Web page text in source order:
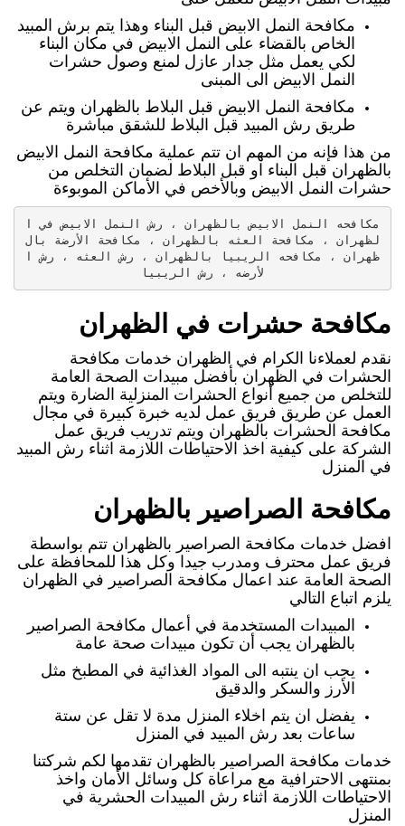
مكافحة النمل الابيض قبل البناء وهذا يتم برش المبيد
الخاص بالقضاء على النمل الابيض في مكان البناء
لكي يعمل مثل جدار عازل لمنع وصول حشرات
النمل الابيض الى المبنى
مكافحة النمل الابيض قبل البلاط بالظهران ويتم عن
طريق رش المبيد قبل البلاط للشقق مباشرة
من هذا فإنه من المهم ان تتم عملية مكافحة النمل الابيض
بالظهران قبل البناء او قبل البلاط لضمان التخلص من
حشرات النمل الابيض وبالأخص في الأماكن الموبوءة
مكافحه النمل الابيض بالظهران ، رش النمل الابيض في ا
لظهران ، مكافحة العثه بالظهران ، مكافحة الأرضة بال
ظهران ، مكافحه الريبيا بالظهران ، رش العثه ، رش ا
لأرضه ، رش الريبيا
مكافحة حشرات في الظهران
نقدم لعملاءنا الكرام في الظهران خدمات مكافحة
الحشرات في الظهران بأفضل مبيدات الصحة العامة
للتخلص من جميع أنواع الحشرات المنزلية الضارة ويتم
العمل عن طريق فريق عمل لديه خبرة كبيرة في مجال
مكافحة الحشرات بالظهران ويتم تدريب فريق عمل
الشركة على كيفية اخذ الاحتياطات اللازمة اثناء رش المبيد
في المنزل
مكافحة الصراصير بالظهران
افضل خدمات مكافحة الصراصير بالظهران تتم بواسطة
فريق عمل محترف ومدرب جيدا وكل هذا للمحافظة على
الصحة العامة عند اعمال مكافحة الصراصير في الظهران
يلزم اتباع التالي
المبيدات المستخدمة في أعمال مكافحة الصراصير
بالظهران يجب أن تكون مبيدات صحة عامة
يجب ان ينتبه الى المواد الغذائية في المطبخ مثل
الأرز والسكر والدقيق
يفضل ان يتم اخلاء المنزل مدة لا تقل عن ستة
ساعات بعد رش المبيد في المنزل
خدمات مكافحة الصراصير بالظهران تقدمها لكم شركتنا
بمنتهى الاحترافية مع مراعاة كل وسائل الأمان واخذ
الاحتياطات اللازمة اثناء رش المبيدات الحشرية في
المنزل